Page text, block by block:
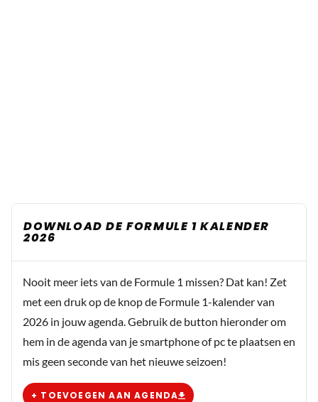
DOWNLOAD DE FORMULE 1 KALENDER
2026
Nooit meer iets van de Formule 1 missen? Dat kan! Zet
met een druk op de knop de Formule 1-kalender van
2026 in jouw agenda. Gebruik de button hieronder om
hem in de agenda van je smartphone of pc te plaatsen en
mis geen seconde van het nieuwe seizoen!
+ TOEVOEGEN AAN AGENDA